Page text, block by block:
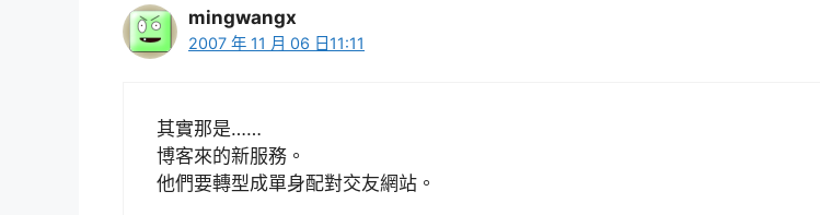
mingwangx
2007 年 11 月 06 日11:11
其實那是……
博客來的新服務。
他們要轉型成單身配對交友網站。